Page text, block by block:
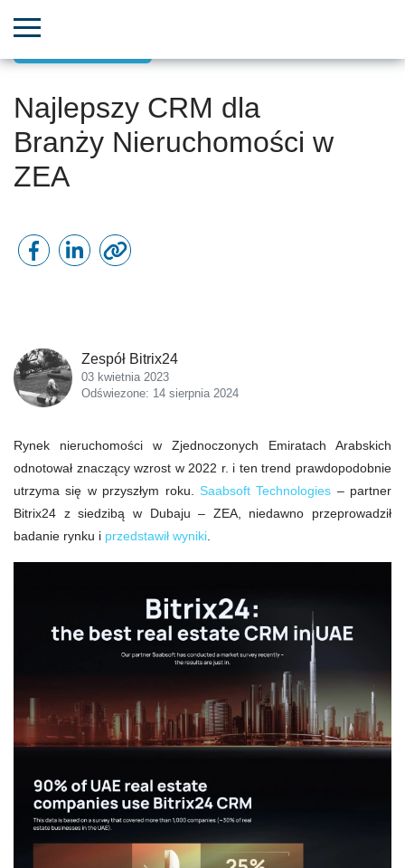
Najlepszy CRM dla
Branży Nieruchomości w
ZEA
Zespół Bitrix24
03 kwietnia 2023
Odświezone: 14 sierpnia 2024
Rynek nieruchomości w Zjednoczonych Emiratach Arabskich
odnotował znaczący wzrost w 2022 r. i ten trend prawdopodobnie
utrzyma się w przyszłym roku. Saabsoft Technologies – partner
Bitrix24 z siedzibą w Dubaju – ZEA, niedawno przeprowadził
badanie rynku i przedstawił wyniki